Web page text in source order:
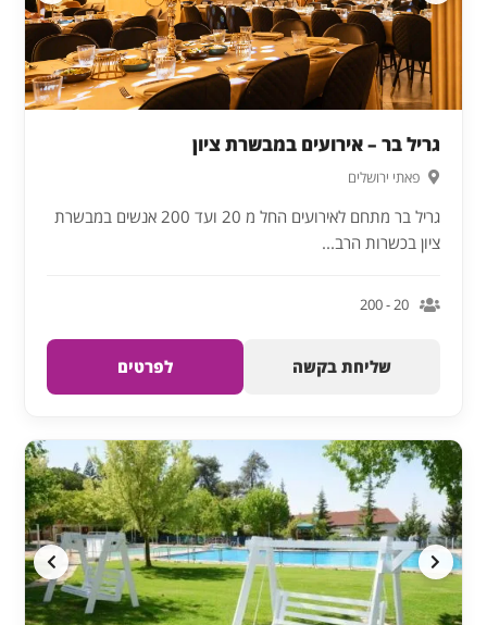
גריל בר – אירועים במבשרת ציון
פאתי ירושלים
גריל בר מתחם לאירועים החל מ 20 ועד 200 אנשים במבשרת
ציון בכשרות הרב...
20 - 200
שליחת בקשה לפרטים